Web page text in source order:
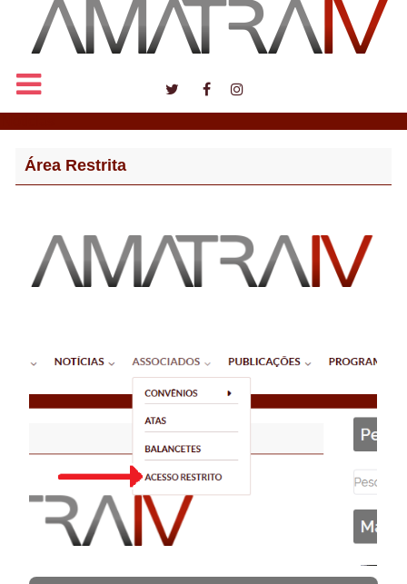
Área Restrita